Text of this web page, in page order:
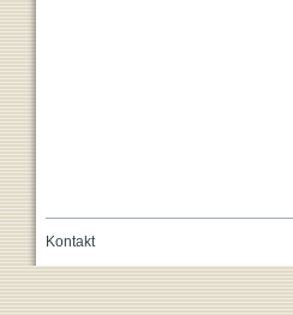
Kontakt